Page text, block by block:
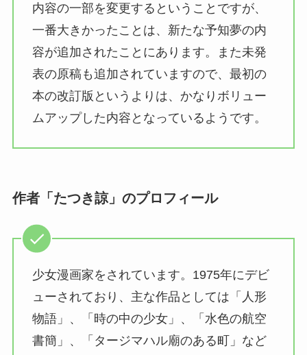
内容の一部を変更するということですが、
一番大きかったことは、新たな予知夢の内
容が追加されたことにあります。また未発
表の原稿も追加されていますので、最初の
本の改訂版というよりは、かなりボリュー
ムアップした内容となっているようです。
作者「たつき諒」のプロフィール
少女漫画家をされています。1975年にデビ
ューされており、主な作品としては「人形
物語」、「時の中の少女」、「水色の航空
書簡」、「タージマハル廟のある町」など